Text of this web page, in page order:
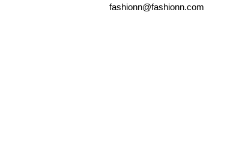
fashionn@fashionn.com